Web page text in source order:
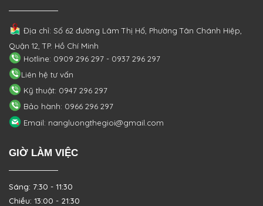
Địa chỉ: Số 62 đường Lâm Thị Hố, PhườngTân Chánh Hiệp,
Quận 12, TP. Hồ Chí Minh
Hotline: 0909 296 297 - 0937 296 297
Liên hệ tư vấn
Kỹ thuật: 0947 296 297
Bảo hành: 0966 296 297
Email: nangluongthegioi@gmail.com
GIỜ LÀM VIỆC
Sáng: 7:30 - 11:30
Chiều: 13:00 - 21:30